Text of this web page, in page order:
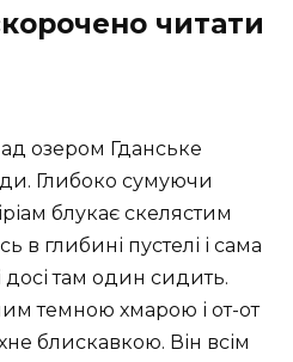
читати
озером Гданське
Глибоко сумуючи
блукає скелястим
в глибині пустелі і сама
досі там один сидить.
темною хмарою і от-от
блискавкою. Він всім